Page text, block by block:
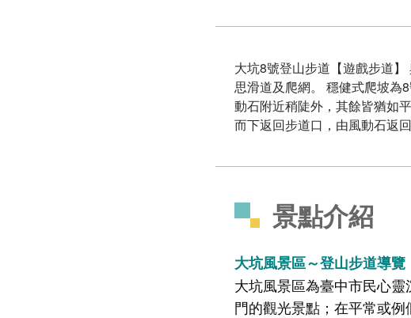
大坑8號登山步道【遊戲步道
思滑道及爬網。 穩健式爬坡為
動石附近稍陡外，其餘皆猶如
而下返回步道口，由風動石返
景點介紹
大坑風景區～登山步道導覽
大坑風景區為臺中市民心
門的觀光景點；在平常或